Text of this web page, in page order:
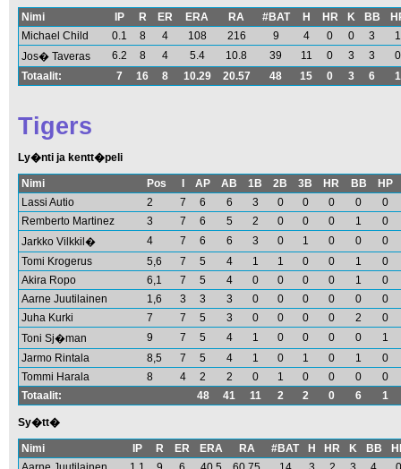
Nimi IP R ER ERA RA #BAT H HR K BB
Michael Child
0.1 8 4 108 216 9 4 0 0 3
1
Jos� Taveras
6.2 8 4 5.4 10.8 39 11 0 3 3
0
Totaalit:
7 16 8 10.29 20.57 48 15 0 3 6 1
Tigers
Ly�nti ja kentt�peli
Nimi Pos AP AB 1B 2B 3B HR BB
HP
Lassi Autio
2 7 6 6 3 0 0 0 0
0
Remberto Martinez
3 7 6 5 2 0 0 0 1
0
Jarkko Vilkkil�
4 7 6 6 3 0 1 0 0
0
Tomi Krogerus
5,6 7 5 4 1 1 0 0 1
0
Akira Ropo
6,1 7 5 4 0 0 0 0 1
0
Aarne Juutilainen
1,6 3 3 3 0 0 0 0 0
0
Juha Kurki
7 7 5 3 0 0 0 0 2
0
Toni Sj�man
9 7 5 4 1 0 0 0 0
1
Jarmo Rintala
8,5 7 5 4 1 0 1 0 1
0
Tommi Harala
8 4 2 2 0 1 0 0 0
0
Totaalit:
48 41 11 2 2 0 6 1
Sy�tt�
Nimi IP R ER ERA RA #BAT H HR K BB